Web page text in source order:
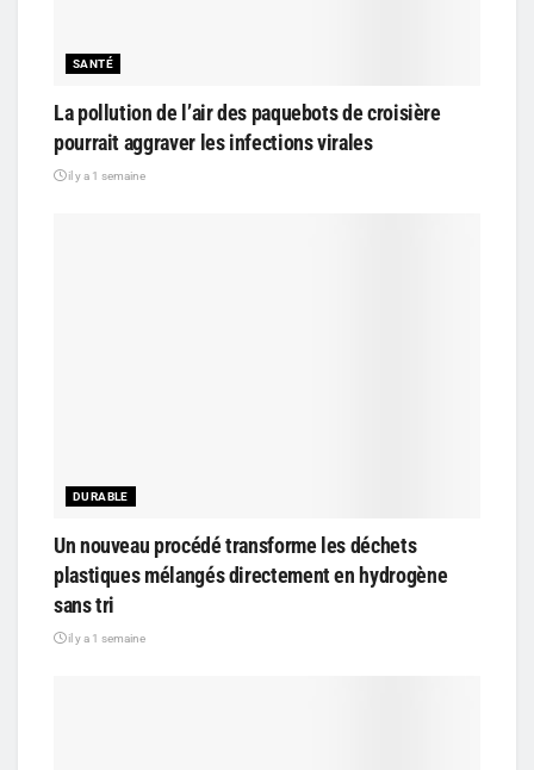
SANTÉ
La pollution de l’air des paquebots de croisière
pourrait aggraver les infections virales
il y a 1 semaine
DURABLE
Un nouveau procédé transforme les déchets
plastiques mélangés directement en hydrogène
sans tri
il y a 1 semaine